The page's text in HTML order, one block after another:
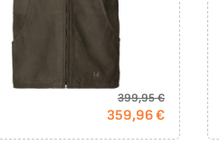
399,95 €
359,96 €